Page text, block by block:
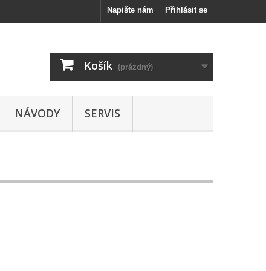
Přihlásit se
Napište nám
Košík (prázdný)
NÁVODY SERVIS